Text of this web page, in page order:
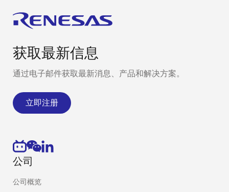
获取最新信息
通过电子邮件获取最新消息、产品和解决方案。
立即注册
公司
公司概览